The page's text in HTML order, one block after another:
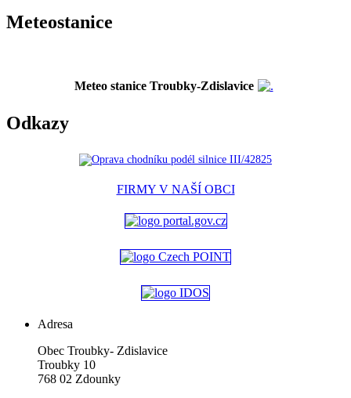
Meteostanice
Meteo stanice Troubky-Zdislavice
Odkazy
FIRMY V NAŠÍ OBCI
Adresa
Obec Troubky- Zdislavice
Troubky 10
768 02 Zdounky